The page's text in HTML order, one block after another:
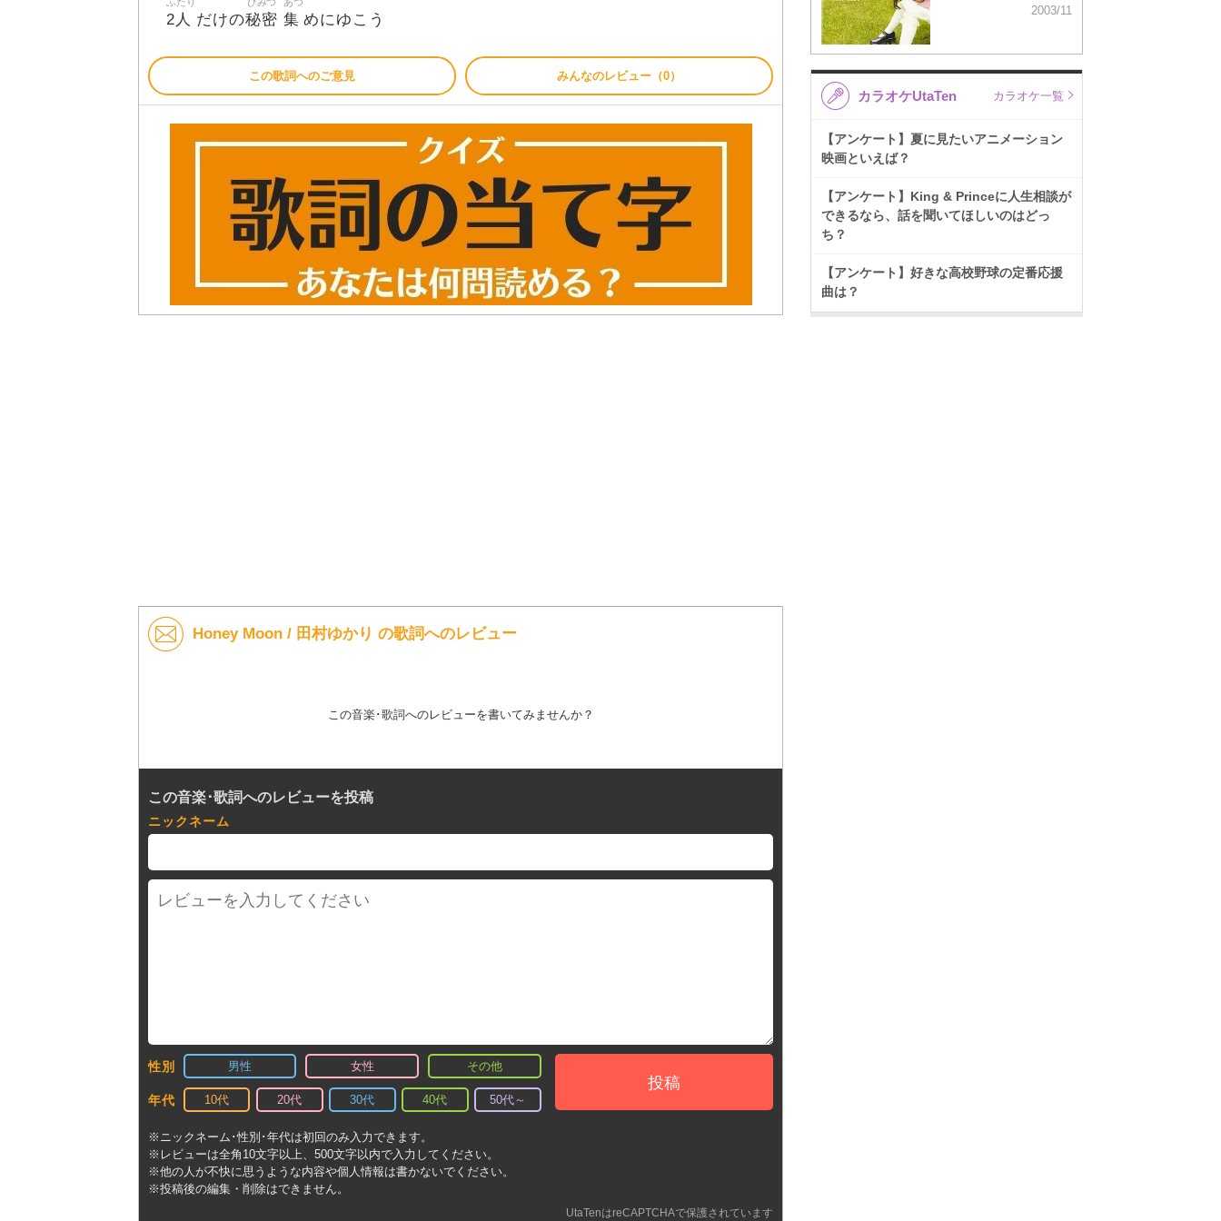
2人 だけの秘密 集 めにゆこう
この歌詞へのご意見 みんなのレビュー（0）
Honey Moon / 田村ゆかり の歌詞へのレビュー
この音楽･歌詞へのレビューを書いてみませんか？
この音楽･歌詞へのレビューを投稿
ニックネーム
性別 男性 女性 その他
年代 10代 20代 30代 40代 50代～
投稿
※ニックネーム･性別･年代は初回のみ入力できます。
※レビューは全角10文字以上、500文字以内で入力してください。
※他の人が不快に思うような内容や個人情報は書かないでください。
※投稿後の編集・削除はできません。
UtaTenはreCAPTCHAで保護されています
2003/11
カラオケUtaTen カラオケ一覧
【アンケート】夏に見たいアニメーション
映画といえば？
【アンケート】King & Princeに人生相談が
できるなら、話を聞いてほしいのはどっ
ち？
【アンケート】好きな高校野球の定番応援
曲は？